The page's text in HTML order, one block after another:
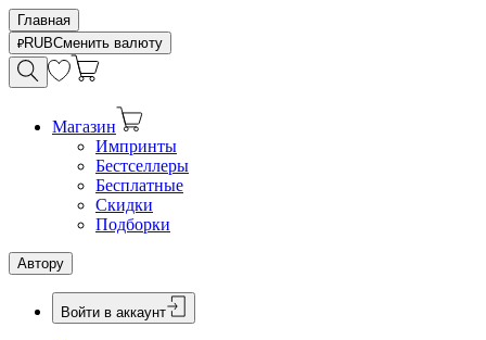
Главная
RUBСменить валюту
Магазин
Импринты
Бестселлеры
Бесплатные
Скидки
Подборки
Автору
Войти в аккаунт